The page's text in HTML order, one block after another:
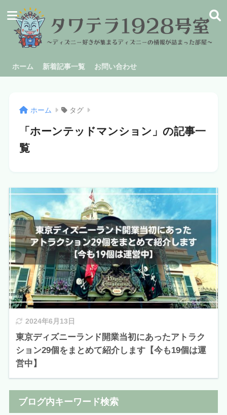
ホーム 新着記事一覧 お問い合わせ
ホーム タグ
「ホーンテッドマンション」の記事一
覧
2024年6月13日
東京ディズニーランド開業当初にあったアトラク
ション29個をまとめて紹介します【今も19個は運
営中】
ブログ内キーワード検索